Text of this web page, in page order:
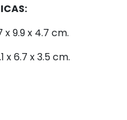
9.9 x 4.7 cm.
x 6.7 x 3.5 cm.